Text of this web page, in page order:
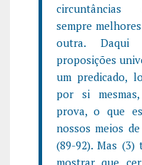
circuntâncias
sempre
outra. Daqui
proposições
um predicado,
por si
prova, o que
nossos meios
(89-92). Mas
mostrar que